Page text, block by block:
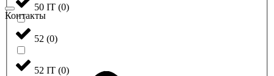
50 IT (0)
52 (0)
52 IT (0)
Контакты